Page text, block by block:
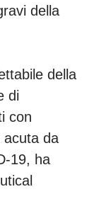
della
della
di
con
acuta da
19, ha